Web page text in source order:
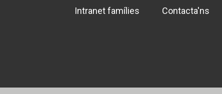
Intranet famílies
Contacta'ns